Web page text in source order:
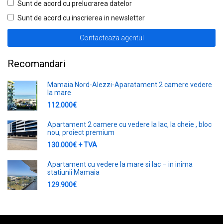
Sunt de acord cu prelucrarea datelor
Sunt de acord cu inscrierea in newsletter
Recomandari
Mamaia Nord-Alezzi-Aparatament 2 camere vedere
la mare
112.000€
Apartament 2 camere cu vedere la lac, la cheie , bloc
nou, proiect premium
130.000€ + TVA
Apartament cu vedere la mare si lac – in inima
statiunii Mamaia
129.900€